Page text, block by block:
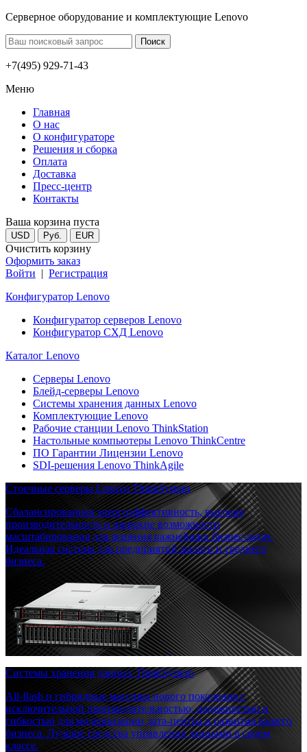
Серверное оборудование и комплектующие Lenovo
+7(495) 929-71-43
Меню
Главная
О нас
О конфигураторе
Решения и сборка
Оплата
Доставка
Пресс-центр
Контакты
Ваша корзина пуста
USD Руб. EUR
Очистить корзину
Оформить заказ
Войти | Регистрация
Конфигуратор Lenovo
Конфигуратор серверов Lenovo
Конфигуратор СХД Lenovo
Каталог Lenovo
Серверы Lenovo
Блейд-серверы Lenovo
Системы хранения данных Lenovo
Комплектующие Lenovo
Рабочие станции Lenovo ThinkStation
Настольные компьютеры Lenovo ThinkCentre
ПО Гарантии Лицензии Lenovo
SDI-решения Lenovo ThinkAgile
Стоечные серверы Lenovo ThinkSystem
Сбалансированная энергоэффективность, высокая
производительность и широкие возможности
масштабирования для решения важнейших бизнес-задач.
Идеальная система для предприятий малого и среднего
бизнеса.
Системы хранения данных ThinkSystem
All-flash и гибридные массивы нового поколения с
исключительной производительностью, надежностью и
гибкостью для модернизации дата-центра и развития вашего
бизнеса. Лучшие средства управления данными в своем
классе.